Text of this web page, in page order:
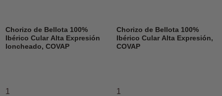
Chorizo de Bellota 100%
Ibérico Cular Alta Expresión
loncheado, COVAP
1
Chorizo de Bellota 100%
Ibérico Cular Alta Expresión,
COVAP
1